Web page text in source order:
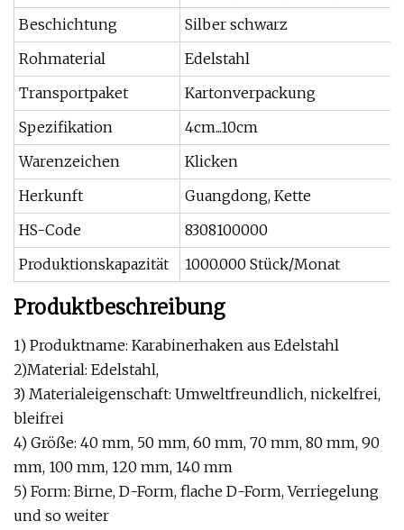
Beschichtung
Silber schwarz
Rohmaterial
Edelstahl
Transportpaket
Kartonverpackung
Spezifikation
4cm...10cm
Warenzeichen
Klicken
Herkunft
Guangdong, Kette
HS-Code
8308100000
Produktionskapazität
1000.000 Stück/Monat
Produktbeschreibung
1) Produktname: Karabinerhaken aus Edelstahl
2)Material: Edelstahl,
3) Materialeigenschaft: Umweltfreundlich, nickelfrei,
bleifrei
4) Größe: 40 mm, 50 mm, 60 mm, 70 mm, 80 mm, 90
mm, 100 mm, 120 mm, 140 mm
5) Form: Birne, D-Form, flache D-Form, Verriegelung
und so weiter